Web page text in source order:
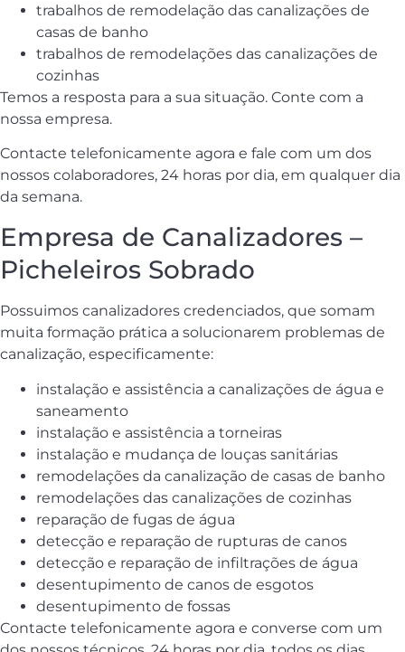
trabalhos de remodelação das canalizações de
casas de banho
trabalhos de remodelações das canalizações de
cozinhas
Temos a resposta para a sua situação. Conte com a
nossa empresa.
Contacte telefonicamente agora e fale com um dos
nossos colaboradores, 24 horas por dia, em qualquer dia
da semana.
Empresa de Canalizadores –
Picheleiros Sobrado
Possuimos canalizadores credenciados, que somam
muita formação prática a solucionarem problemas de
canalização, especificamente:
instalação e assistência a canalizações de água e
saneamento
instalação e assistência a torneiras
instalação e mudança de louças sanitárias
remodelações da canalização de casas de banho
remodelações das canalizações de cozinhas
reparação de fugas de água
detecção e reparação de rupturas de canos
detecção e reparação de infiltrações de água
desentupimento de canos de esgotos
desentupimento de fossas
Contacte telefonicamente agora e converse com um